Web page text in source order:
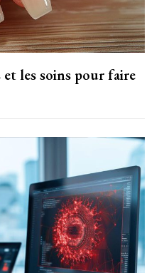
et les soins pour faire